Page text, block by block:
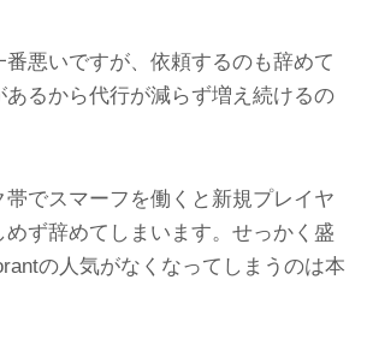
悪いですが、依頼するのも辞めて
あるから代行が減らず増え続けるの
でスマーフを働くと新規プレイヤ
めず辞めてしまいます。せっかく盛
の人気がなくなってしまうのは本